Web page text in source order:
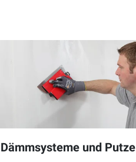
Dämmsysteme und Putze